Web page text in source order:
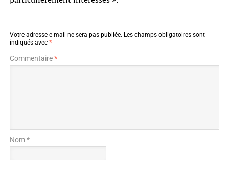
Votre adresse e-mail ne sera pas publiée. Les champs obligatoires sont
indiqués avec *
Commentaire*
Nom *